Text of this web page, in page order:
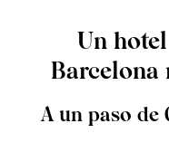
Un
Barcelona
A un paso de